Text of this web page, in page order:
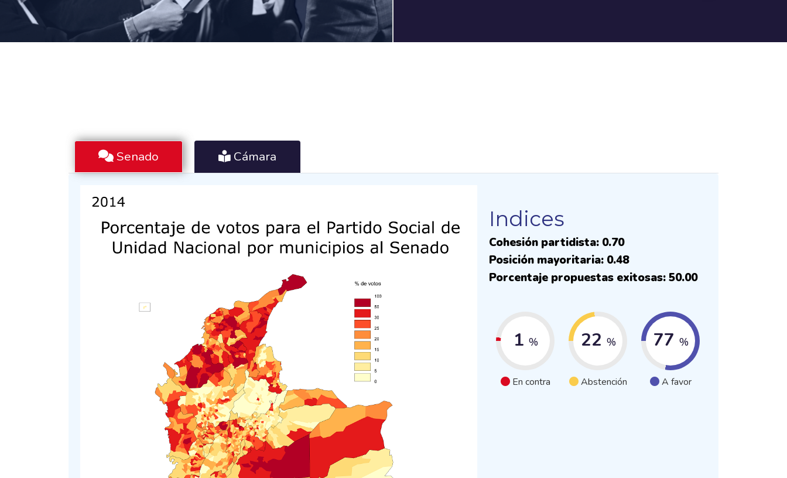
Senado Cámara
Indices
Cohesión partidista: 0.70
Posición mayoritaria: 0.48
Porcentaje propuestas exitosas: 50.00
1 %
En contra
22 %
Abstención
77 %
A favor